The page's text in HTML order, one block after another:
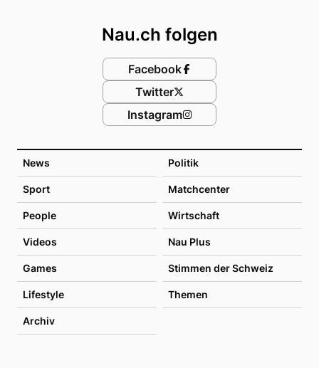
News Politik
Sport Matchcenter
People Wirtschaft
Videos Nau Plus
Games Stimmen der Schweiz
Lifestyle Themen
Archiv
Nau.ch folgen
Facebook
Twitter
Instagram